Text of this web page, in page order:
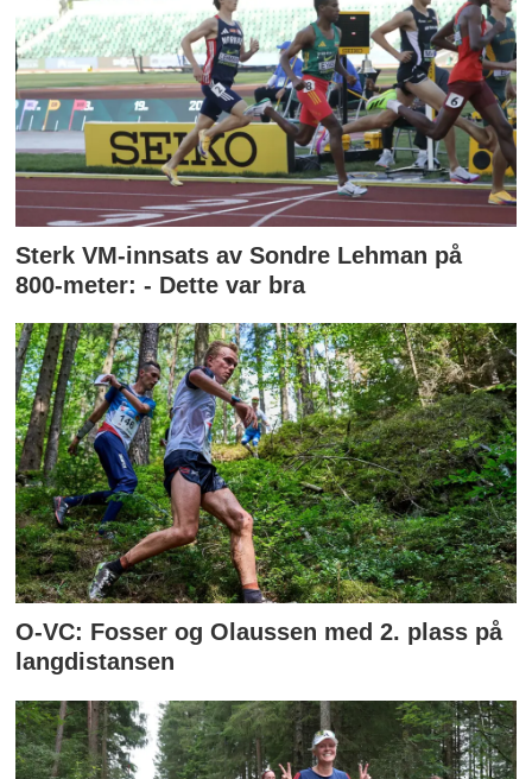
Sterk VM-innsats av Sondre Lehman på
800-meter: - Dette var bra
O-VC: Fosser og Olaussen med 2. plass på
langdistansen